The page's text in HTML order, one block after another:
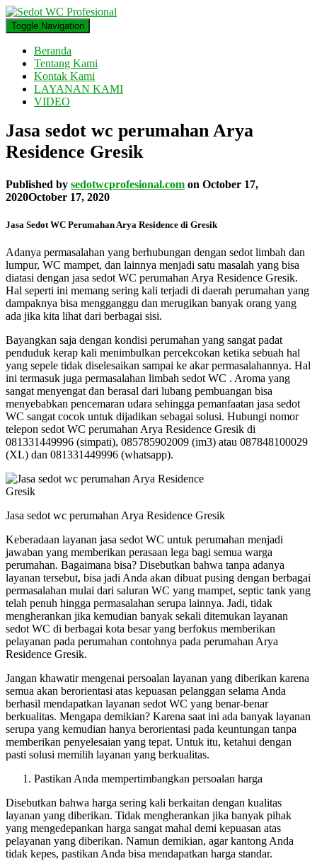
Toggle Navigation
Beranda
Tentang Kami
Kontak Kami
LAYANAN KAMI
VIDEO
Jasa sedot wc perumahan Arya
Residence Gresik
Published by sedotwcprofesional.com on October 17,
2020October 17, 2020
Jasa Sedot WC Perumahan Arya Residence di Gresik
Adanya permasalahan yang berhubungan dengan sedot limbah dan
lumpur, WC mampet, dan lainnya menjadi satu masalah yang bisa
diatasi dengan jasa sedot WC perumahan Arya Residence Gresik.
Hal seperti ini memang sering kali terjadi di daerah perumahan yang
dampaknya bisa mengganggu dan merugikan banyak orang yang
ada jika kita lihat dari berbagai sisi.
Bayangkan saja dengan kondisi perumahan yang sangat padat
penduduk kerap kali menimbulkan percekcokan ketika sebuah hal
yang sepele tidak diselesaikan sampai ke akar permasalahannya. Hal
ini termasuk juga permasalahan limbah sedot WC . Aroma yang
sangat menyengat dan berasal dari lubang pembuangan bisa
menyebabkan pencemaran udara sehingga pemanfaatan jasa sedot
WC sangat cocok untuk dijadikan sebagai solusi. Hubungi nomor
telepon sedot WC perumahan Arya Residence Gresik di
081331449996 (simpati), 085785902009 (im3) atau 087848100029
(XL) dan 081331449996 (whatsapp).
Jasa sedot wc perumahan Arya Residence Gresik
Keberadaan layanan jasa sedot WC untuk perumahan menjadi
jawaban yang memberikan perasaan lega bagi semua warga
perumahan. Bagaimana bisa? Disebutkan bahwa tanpa adanya
layanan tersebut, bisa jadi Anda akan dibuat pusing dengan berbagai
permasalahan mulai dari saluran WC yang mampet, septic tank yang
telah penuh hingga permasalahan serupa lainnya. Jadi, tidak
mengherankan jika kemudian banyak sekali ditemukan layanan
sedot WC di berbagai kota besar yang berfokus memberikan
pelayanan pada perumahan contohnya pada perumahan Arya
Residence Gresik.
Jangan khawatir mengenai persoalan layanan yang diberikan karena
semua akan berorientasi atas kepuasan pelanggan selama Anda
berhasil mendapatkan layanan sedot WC yang benar-benar
berkualitas. Mengapa demikian? Karena saat ini ada banyak layanan
serupa yang kemudian hanya berorientasi pada keuntungan tanpa
memberikan penyelesaian yang tepat. Untuk itu, ketahui dengan
pasti solusi memilih layanan yang berkualitas.
Pastikan Anda mempertimbangkan persoalan harga
Disebutkan bahwa harga sering kali berkaitan dengan kualitas
layanan yang diberikan. Tidak mengherankan jika banyak pihak
yang mengedepankan harga sangat mahal demi kepuasan atas
pelayanan yang diberikan. Namun demikian, agar kantong Anda
tidak kepes, pastikan Anda bisa mendapatkan harga standar.